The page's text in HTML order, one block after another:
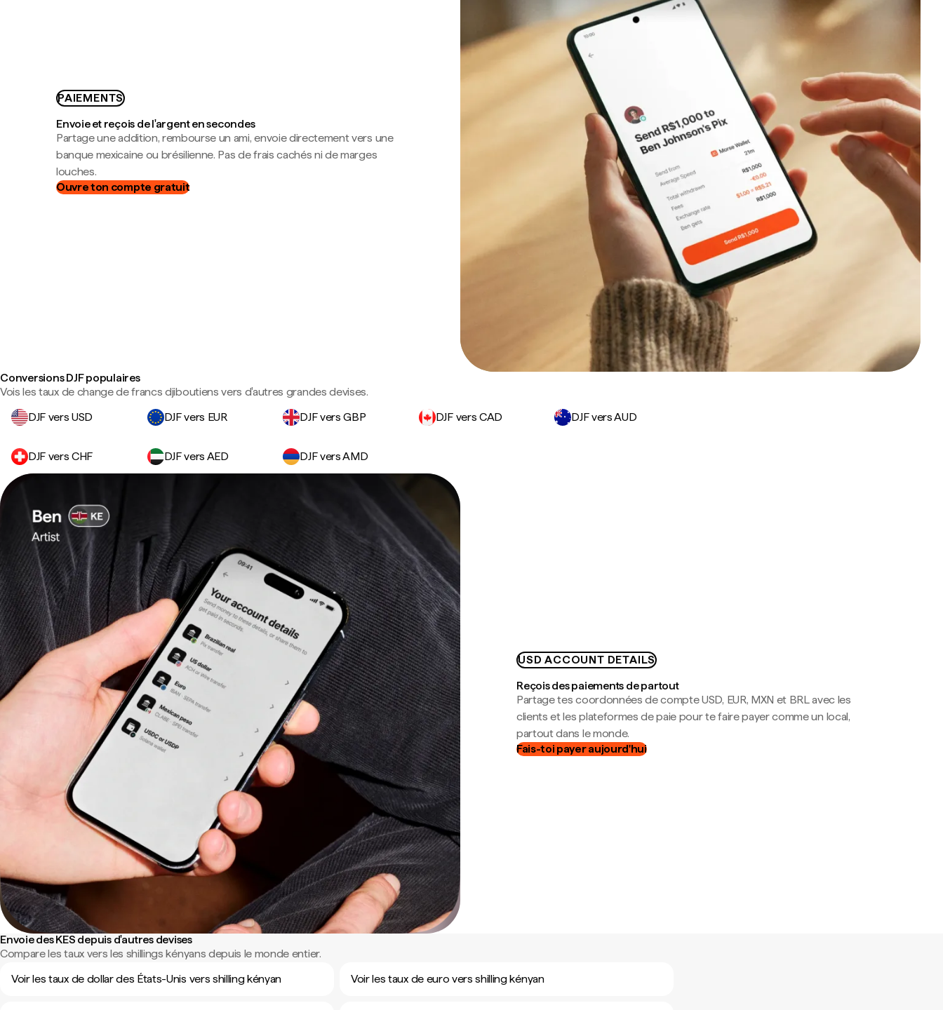
PAIEMENTS
Envoie et reçois de l'argent en secondes
Partage une addition, rembourse un ami, envoie directement vers une
banque mexicaine ou brésilienne. Pas de frais cachés ni de marges
louches.
Ouvre ton compte gratuit
Conversions DJF populaires
Vois les taux de change de francs djiboutiens vers d'autres grandes devises.
DJF vers USD
DJF vers EUR DJF vers GBP DJF vers CAD DJF vers AUD
DJF vers CHF DJF vers AED DJF vers AMD
USD ACCOUNT DETAILS
Reçois des paiements de partout
Partage tes coordonnées de compte USD, EUR, MXN et BRL avec les
clients et les plateformes de paie pour te faire payer comme un local,
partout dans le monde.
Fais-toi payer aujourd'hui
Envoie des KES depuis d'autres devises
Compare les taux vers les shillings kényans depuis le monde entier.
Voir les taux de dollar des États-Unis vers shilling kényan
Voir les taux de euro vers shilling kényan